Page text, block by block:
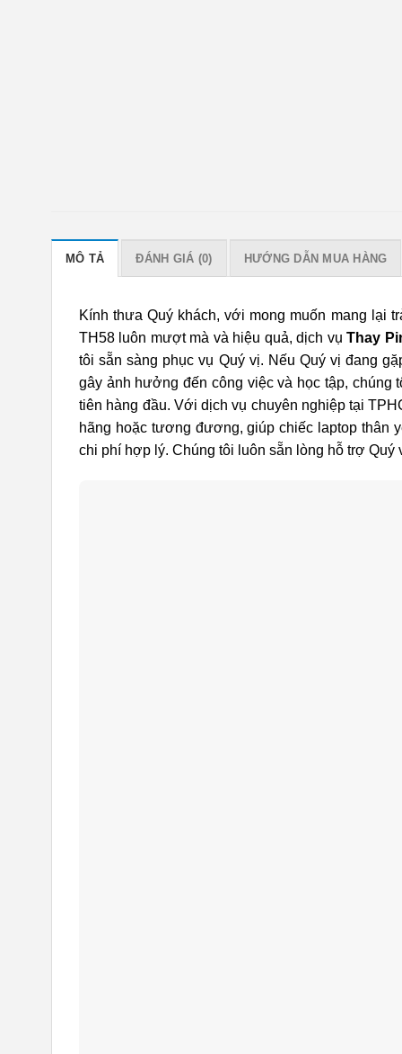
MÔ TẢ ĐÁNH GIÁ (0) HƯỚNG DẪN MUA HÀNG
Kính thưa Quý khách, với mong muốn mang lại
TH58 luôn mượt mà và hiệu quả, dịch vụThay
tôi sẵn sàng phục vụ Quý vị. Nếu Quý vị đang
gây ảnh hưởng đến công việc và học tập, chúng
tiên hàng đầu. Với dịch vụ chuyên nghiệp tại
hãng hoặc tương đương, giúp chiếc laptop thân
chi phí hợp lý. Chúng tôi luôn sẵn lòng hỗ trợ Quý